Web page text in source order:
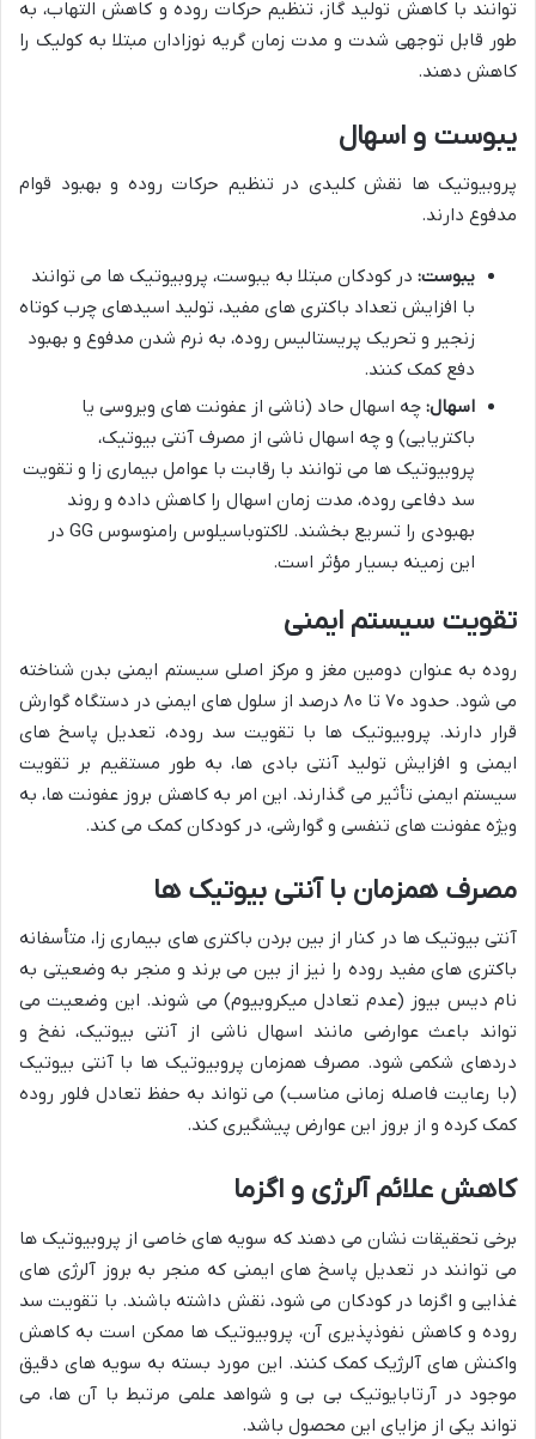
توانند با کاهش تولید گاز، تنظیم حرکات روده و کاهش التهاب، به
طور قابل توجهی شدت و مدت زمان گریه نوزادان مبتلا به کولیک را
کاهش دهند.
یبوست و اسهال
پروبیوتیک ها نقش کلیدی در تنظیم حرکات روده و بهبود قوام
مدفوع دارند.
یبوست: در کودکان مبتلا به یبوست، پروبیوتیک ها می توانند
با افزایش تعداد باکتری های مفید، تولید اسیدهای چرب کوتاه
زنجیر و تحریک پریستالیس روده، به نرم شدن مدفوع و بهبود
دفع کمک کنند.
اسهال: چه اسهال حاد (ناشی از عفونت های ویروسی یا
باکتریایی) و چه اسهال ناشی از مصرف آنتی بیوتیک،
پروبیوتیک ها می توانند با رقابت با عوامل بیماری زا و تقویت
سد دفاعی روده، مدت زمان اسهال را کاهش داده و روند
بهبودی را تسریع بخشند. لاکتوباسیلوس رامنوسوس GG در
این زمینه بسیار مؤثر است.
تقویت سیستم ایمنی
روده به عنوان دومین مغز و مرکز اصلی سیستم ایمنی بدن شناخته
می شود. حدود ۷۰ تا ۸۰ درصد از سلول های ایمنی در دستگاه گوارش
قرار دارند. پروبیوتیک ها با تقویت سد روده، تعدیل پاسخ های
ایمنی و افزایش تولید آنتی بادی ها، به طور مستقیم بر تقویت
سیستم ایمنی تأثیر می گذارند. این امر به کاهش بروز عفونت ها، به
ویژه عفونت های تنفسی و گوارشی، در کودکان کمک می کند.
مصرف همزمان با آنتی بیوتیک ها
آنتی بیوتیک ها در کنار از بین بردن باکتری های بیماری زا، متأسفانه
باکتری های مفید روده را نیز از بین می برند و منجر به وضعیتی به
نام دیس بیوز (عدم تعادل میکروبیوم) می شوند. این وضعیت می
تواند باعث عوارضی مانند اسهال ناشی از آنتی بیوتیک، نفخ و
دردهای شکمی شود. مصرف همزمان پروبیوتیک ها با آنتی بیوتیک
(با رعایت فاصله زمانی مناسب) می تواند به حفظ تعادل فلور روده
کمک کرده و از بروز این عوارض پیشگیری کند.
کاهش علائم آلرژی و اگزما
برخی تحقیقات نشان می دهند که سویه های خاصی از پروبیوتیک ها
می توانند در تعدیل پاسخ های ایمنی که منجر به بروز آلرژی های
غذایی و اگزما در کودکان می شود، نقش داشته باشند. با تقویت سد
روده و کاهش نفوذپذیری آن، پروبیوتیک ها ممکن است به کاهش
واکنش های آلرژیک کمک کنند. این مورد بسته به سویه های دقیق
موجود در آرتابایوتیک بی بی و شواهد علمی مرتبط با آن ها، می
تواند یکی از مزایای این محصول باشد.